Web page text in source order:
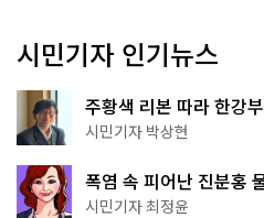
시민기자 인기뉴스
주황색 리본 따라 한강
서울둘레길 15코스
시민기자 박상현
폭염 속 피어난 진분홍
무 명소
시민기자 최정윤